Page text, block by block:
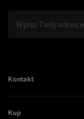
Kontakt
Kup